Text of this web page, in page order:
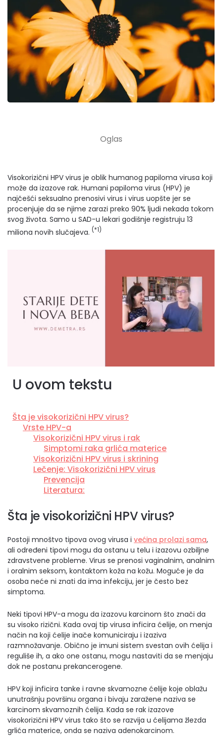
Visokorizični HPV virus je oblik humanog papiloma virusa koji
može da izazove rak. Humani papiloma virus (HPV) je
najčešći seksualno prenosivi virus i virus uopšte jer se
procenjuje da se njime zarazi preko 90% ljudi nekada tokom
svog života. Samo u SAD-u lekari godišnje registruju 13
miliona novih slučajeva. (*1)
U ovom tekstu
Šta je visokorizični HPV virus?
Vrste HPV-a
Visokorizični HPV virus i rak
Simptomi raka grlića materice
Visokorizični HPV virus i skrining
Lečenje: Visokorizični HPV virus
Prevencija
Literatura:
Šta je visokorizični HPV virus?
Postoji mnoštvo tipova ovog virusa i većina prolazi sama,
ali određeni tipovi mogu da ostanu u telu i izazovu ozbiljne
zdravstvene probleme. Virus se prenosi vaginalnim, analnim
i oralnim seksom, kontaktom koža na kožu. Moguće je da
osoba neće ni znati da ima infekciju, jer je često bez
simptoma.
Neki tipovi HPV-a mogu da izazovu karcinom što znači da
su visoko rizični. Kada ovaj tip virusa inficira ćelije, on menja
način na koji ćelije inače komuniciraju i izaziva
razmnožavanje. Obično je imuni sistem svestan ovih ćelija i
reguliše ih, a ako one ostanu, mogu nastaviti da se menjaju
dok ne postanu prekancerogene.
HPV koji inficira tanke i ravne skvamozne ćelije koje oblažu
unutrašnju površinu organa i bivaju zaražene naziva se
karcinom skvamoznih ćelija. Kada se rak izazove
visokorizični HPV virus tako što se razvija u ćelijama žlezda
grlića materice, onda se naziva adenokarcinom.